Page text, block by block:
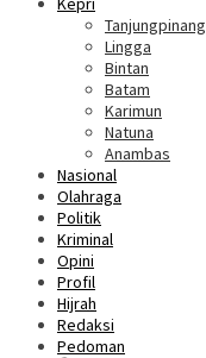
Tanjungpinang
Lingga
Bintan
Batam
Karimun
Natuna
Anambas
Nasional
Olahraga
Politik
Kriminal
Opini
Profil
Hijrah
Redaksi
Pedoman